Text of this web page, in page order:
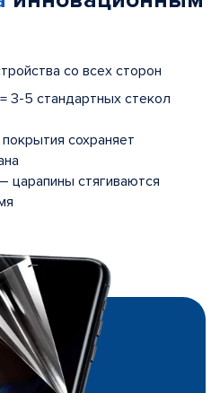
со всех сторон
3-5 стандартных стекол
сохраняет
царапины стягиваются